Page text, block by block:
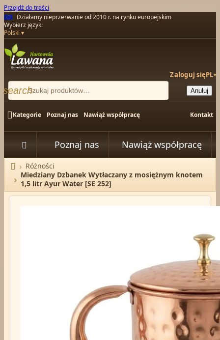
Przejdź do treści
Działamy nieprzerwanie od 2010 r. na rynku europejskim
Wybierz język:
Polski
Zaloguj sięPL▾
search Anuluj
Kategorie Poznaj nas Nawiąż współpracę Kontakt
 Poznaj nas Nawiąż współpracę

Strona główna
Różności
Miedziany Dzbanek Wytłaczany z mosiężnym knotem
1,5 litr Ayur Water [SE 252]